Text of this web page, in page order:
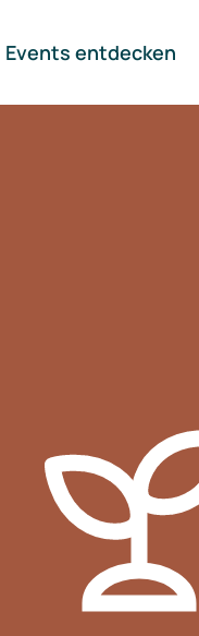
Events entdecken